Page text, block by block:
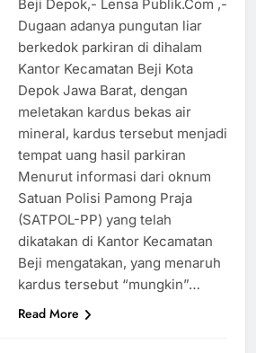
Beji Depok,- Lensa Publik.Com ,-
Dugaan adanya pungutan liar
berkedok parkiran di dihalam
Kantor Kecamatan Beji Kota
Depok Jawa Barat, dengan
meletakan kardus bekas air
mineral, kardus tersebut menjadi
tempat uang hasil parkiran
Menurut informasi dari oknum
Satuan Polisi Pamong Praja
(SATPOL-PP) yang telah
dikatakan di Kantor Kecamatan
Beji mengatakan, yang menaruh
kardus tersebut “mungkin”…
Read More